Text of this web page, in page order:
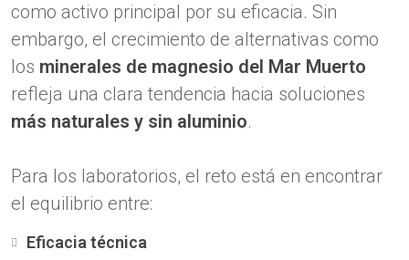
como activo principal por su eficacia. Sin
embargo, el crecimiento de alternativas como
los minerales de magnesio del Mar Muerto
refleja una clara tendencia hacia soluciones
más naturales y sin aluminio.
Para los laboratorios, el reto está en encontrar
el equilibrio entre:
Eficacia técnica